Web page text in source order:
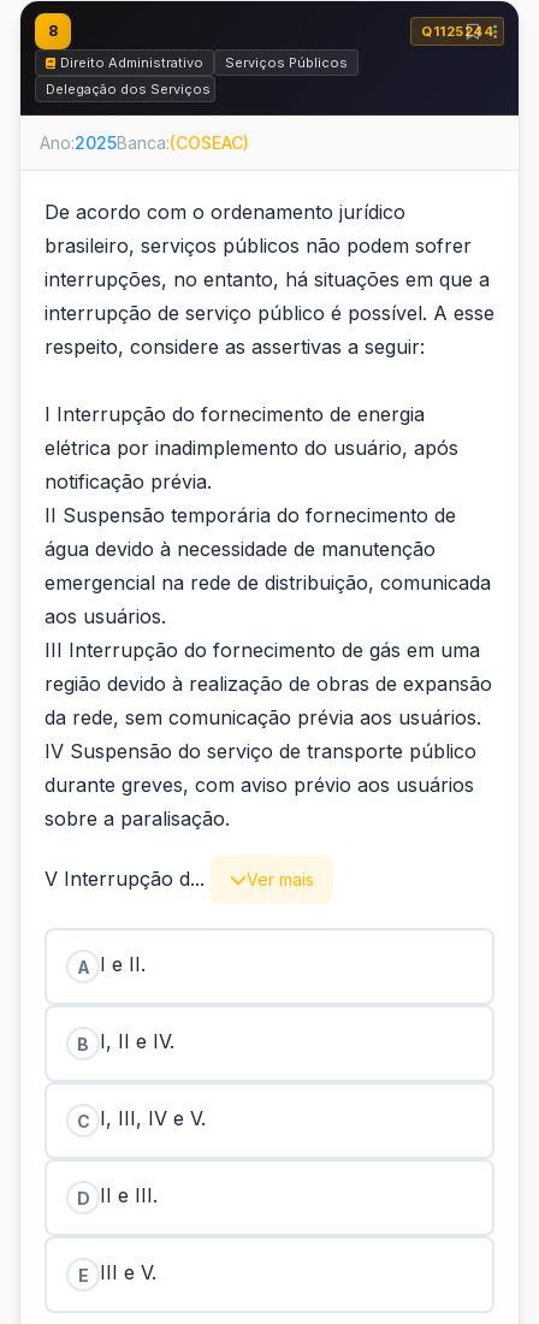
8
Q1125244
Direito Administrativo
Serviços Públicos
Delegação dos Serviços Públicos - Concessão e Permissão
Ano:2025Banca:(COSEAC)
De acordo com o ordenamento jurídico
brasileiro, serviços públicos não podem sofrer
interrupções, no entanto, há situações em que a
interrupção de serviço público é possível. A esse
respeito, considere as assertivas a seguir:
I Interrupção do fornecimento de energia
elétrica por inadimplemento do usuário, após
notificação prévia.
II Suspensão temporária do fornecimento de
água devido à necessidade de manutenção
emergencial na rede de distribuição, comunicada
aos usuários.
III Interrupção do fornecimento de gás em uma
região devido à realização de obras de expansão
da rede, sem comunicação prévia aos usuários.
IV Suspensão do serviço de transporte público
durante greves, com aviso prévio aos usuários
sobre a paralisação.
V Interrupção d... Ver mais
A I e II.
B I, II e IV.
C I, III, IV e V.
D II e III.
E III e V.